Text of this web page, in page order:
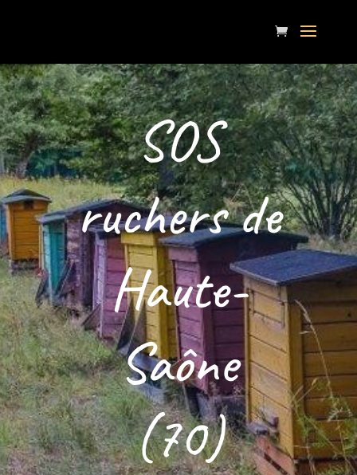
SOS
ruchers de
Haute-
Saône
(70)